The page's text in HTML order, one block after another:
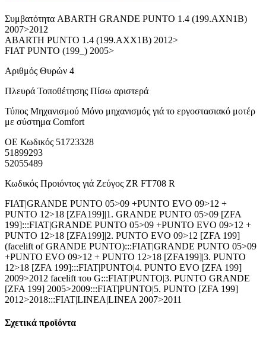
Συμβατότητα ABARTH GRANDE PUNTO 1.4 (199.AXN1B)
2007>2012
ABARTH PUNTO 1.4 (199.AXX1B) 2012>
FIAT PUNTO (199_) 2005>
Αριθμός Θυρών 4
Πλευρά Τοποθέτησης Πίσω αριστερά
Τύπος Μηχανισμού Μόνο μηχανισμός γιά το εργοστασιακό μοτέρ
με σύστημα Comfort
ΟΕ Κωδικός 51723328
51899293
52055489
Κωδικός Προιόντος γιά Ζεύγος ZR FT708 R
FIAT|GRANDE PUNTO 05>09 +PUNTO EVO 09>12 +
PUNTO 12>18 [ZFA199]|1. GRANDE PUNTO 05>09 [ZFA
199]:::FIAT|GRANDE PUNTO 05>09 +PUNTO EVO 09>12 +
PUNTO 12>18 [ZFA199]|2. PUNTO EVO 09>12 [ZFA 199]
(facelift of GRANDE PUNTO):::FIAT|GRANDE PUNTO 05>09
+PUNTO EVO 09>12 + PUNTO 12>18 [ZFA199]|3. PUNTO
12>18 [ZFA 199]:::FIAT|PUNTO|4. PUNTO EVO [ZFA 199]
2009>2012 facelift του G:::FIAT|PUNTO|3. PUNTO GRANDE
[ZFA 199] 2005>2009:::FIAT|PUNTO|5. PUNTO [ZFA 199]
2012>2018:::FIAT|LINEA|LINEA 2007>2011
Σχετικά προϊόντα